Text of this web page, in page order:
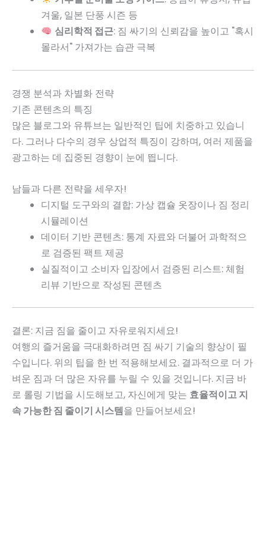
겨울, 일본 단풍 시즌 등
심리학적 접근: 짐 싸기의 신뢰감을 높이고 "혹시
몰라서" 가져가는 습관 극복
경쟁 분석과 차별화 전략
기존 콘텐츠의 특징
많은 블로그와 유튜브는 일반적인 팁에 치중하고 있습니
다. 그러나 다수의 경우 상업적 특징이 강하며, 여러 제품을
광고하는 데 집중된 경향이 눈에 띕니다.
남들과 다른 전략을 세우자!
디지털 도구와의 결합: 가상 캡슐 옷장이나 짐 정리
시뮬레이션
데이터 기반 콘텐츠: 통계 자료와 더불어 과학적으
로 검증된 팩트 제공
실질적이고 소비자 입장에서 검증된 리스트: 체험
리뷰 기반으로 작성된 콘텐츠
결론: 지금 짐을 줄이고 자유로워지세요!
여행의 즐거움을 극대화하려면 짐 싸기 기술의 향상이 필
수입니다. 위의 팁을 한 번 적용해보세요. 결과적으로 더 가
벼운 짐과 더 많은 자유를 누릴 수 있을 것입니다. 지금 바
로 롤링 기법을 시도해보고, 자신에게 맞는 효율적이고 지
속 가능한 짐 줄이기 시스템을 만들어보세요!